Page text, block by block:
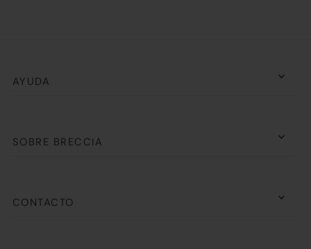
AYUDA
SOBRE BRECCIA
CONTACTO